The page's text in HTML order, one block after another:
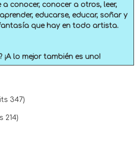
conocer, conocer a otros, leer,
educarse, educar, soñar y
que hay en todo artista.
¡A lo mejor también es uno!
347)
214)